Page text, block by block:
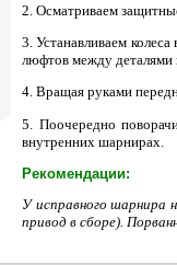
2. Осматриваем
3. Устанавливаем
люфтов между деталями
4. Вращая руками
5. Поочередно
внутренних шарнирах.
Рекомендации:
У исправного шарнира
привод в сборе).